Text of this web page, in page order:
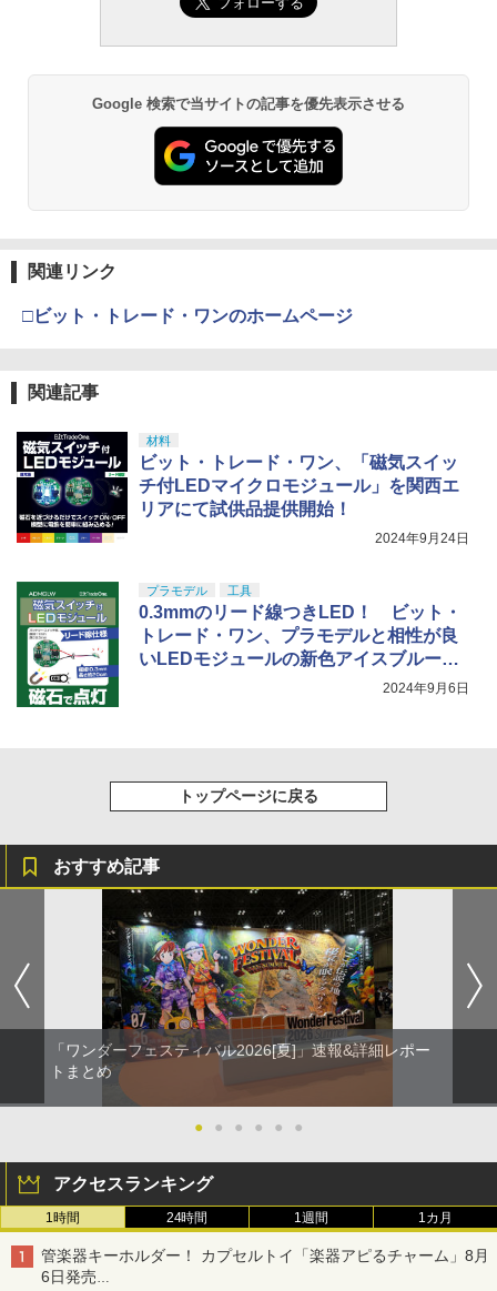
Google 検索で当サイトの記事を優先表示させる
関連リンク
□ビット・トレード・ワンのホームページ
関連記事
材料
ビット・トレード・ワン、「磁気スイッ
チ付LEDマイクロモジュール」を関西エ
リアにて試供品提供開始！
2024年9月24日
プラモデル 工具
0.3mmのリード線つきLED！ ビット・
トレード・ワン、プラモデルと相性が良
いLEDモジュールの新色アイスブルー、
オレンジ、ウォームホワイトを9月20日
2024年9月6日
トップページに戻る
おすすめ記事
「ワンダーフェスティバル2026[夏]」速報&詳細レポー
トまとめ
● ● ● ● ● ●
アクセスランキング
1時間 24時間 1週間 1カ月
管楽器キーホルダー！ カプセルトイ「楽器アピるチャーム」8月
6日発売